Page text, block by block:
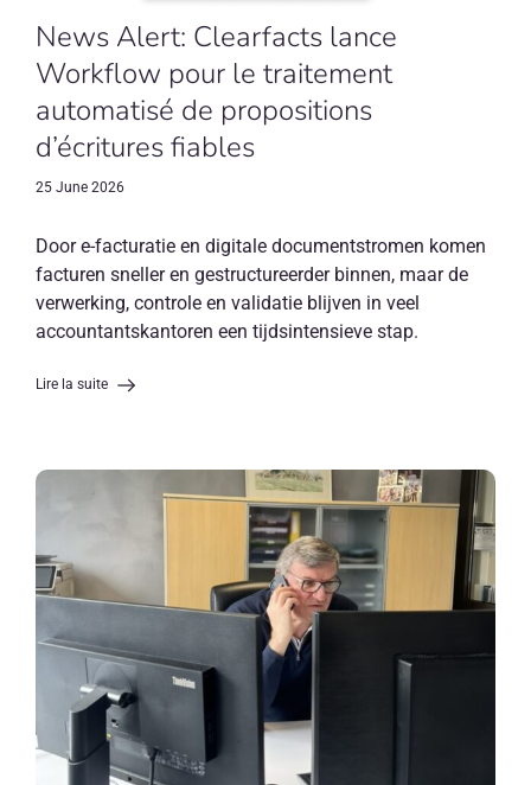
News Alert: Clearfacts lance
Workflow pour le traitement
automatisé de propositions
d’écritures fiables
25 June 2026
Door e-facturatie en digitale documentstromen komen
facturen sneller en gestructureerder binnen, maar de
verwerking, controle en validatie blijven in veel
accountantskantoren een tijdsintensieve stap.
Lire la suite